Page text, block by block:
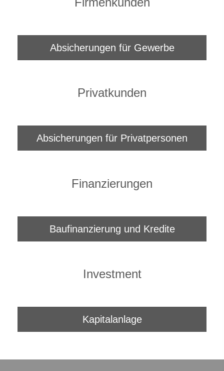
Absicherungen für Gewerbe
Privatkunden
Absicherungen für Privatpersonen
Finanzierungen
Baufinanzierung und Kredite
Investment
Kapitalanlage